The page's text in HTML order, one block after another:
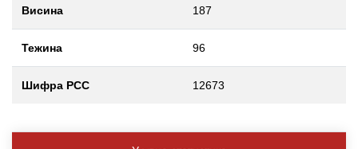
Висина 187
Тежина 96
Шифра РСС 12673